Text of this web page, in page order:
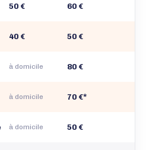
50 € 60 €
40 € 50 €
à domicile 80 €
à domicile 70 €*
à domicile 50 €